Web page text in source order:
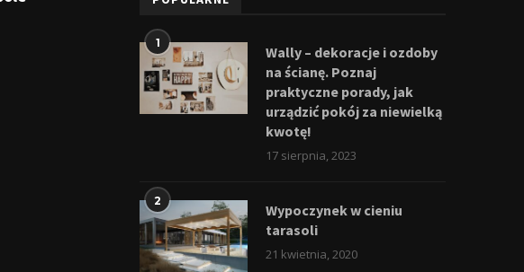
1
Wally – dekoracje i ozdoby
na ścianę. Poznaj
praktyczne porady, jak
urządzić pokój za niewielką
kwotę!
17 sierpnia, 2023
2
Wypoczynek w cieniu
tarasoli
21 kwietnia, 2020